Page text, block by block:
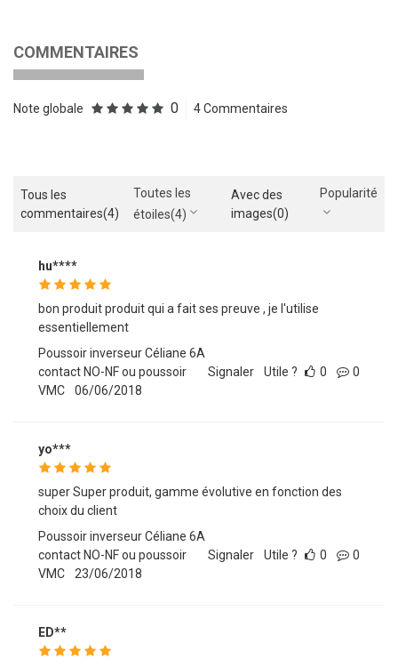
COMMENTAIRES
Note globale 0 4 Commentaires
Tous les
commentaires(4)
Toutes les
étoiles(4)
Avec des
images(0)
Popularité
hu****
bon produit produit qui a fait ses preuve , je l'utilise
essentiellement
Poussoir inverseur Céliane 6A
contact NO-NF ou poussoir
VMC
06/06/2018
Signaler Utile ? 0 0
yo***
super Super produit, gamme évolutive en fonction des
choix du client
Poussoir inverseur Céliane 6A
contact NO-NF ou poussoir
VMC
23/06/2018
Signaler Utile ? 0 0
ED**